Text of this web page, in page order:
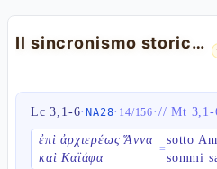
Il sincronismo storico e la voce nel deserto — Lc 3,1-6
Lc 3,1-6·NA28· 14/156· //Mt 3,1-
ἐπὶ ἀρχιερέως Ἅννα
καὶ Καϊάφα
=
sotto
sommi